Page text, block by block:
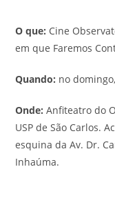
O que: Cine
em que Faremos
Quando: no
Onde: Anfiteatro do
USP de São Carlos.
esquina da Av. Dr.
Inhaúma.